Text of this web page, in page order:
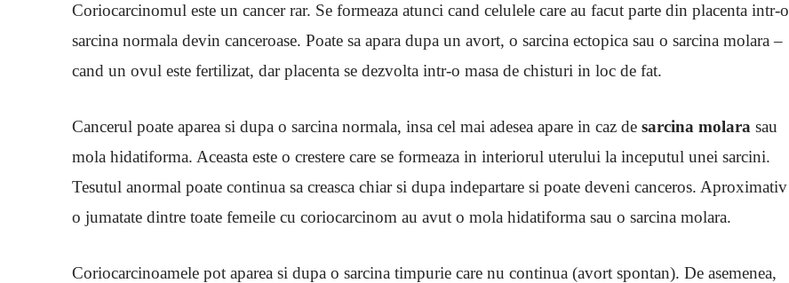
Coriocarcinomul este un cancer rar. Se formeaza atunci cand celulele care au facut parte din placenta intr-o
sarcina normala devin canceroase. Poate sa apara dupa un avort, o sarcina ectopica sau o sarcina molara –
cand un ovul este fertilizat, dar placenta se dezvolta intr-o masa de chisturi in loc de fat.
Cancerul poate aparea si dupa o sarcina normala, insa cel mai adesea apare in caz de sarcina molara sau
mola hidatiforma. Aceasta este o crestere care se formeaza in interiorul uterului la inceputul unei sarcini.
Tesutul anormal poate continua sa creasca chiar si dupa indepartare si poate deveni canceros. Aproximativ
o jumatate dintre toate femeile cu coriocarcinom au avut o mola hidatiforma sau o sarcina molara.
Coriocarcinoamele pot aparea si dupa o sarcina timpurie care nu continua (avort spontan). De asemenea,